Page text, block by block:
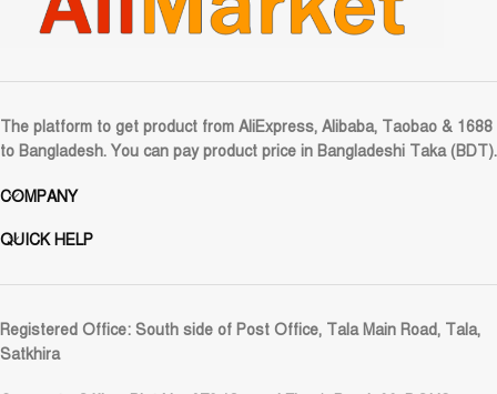
The platform to get product from AliExpress, Alibaba, Taobao & 1688
to Bangladesh. You can pay product price in Bangladeshi Taka (BDT).
COMPANY
QUICK HELP
Registered Office: South side of Post Office, Tala Main Road, Tala,
Satkhira